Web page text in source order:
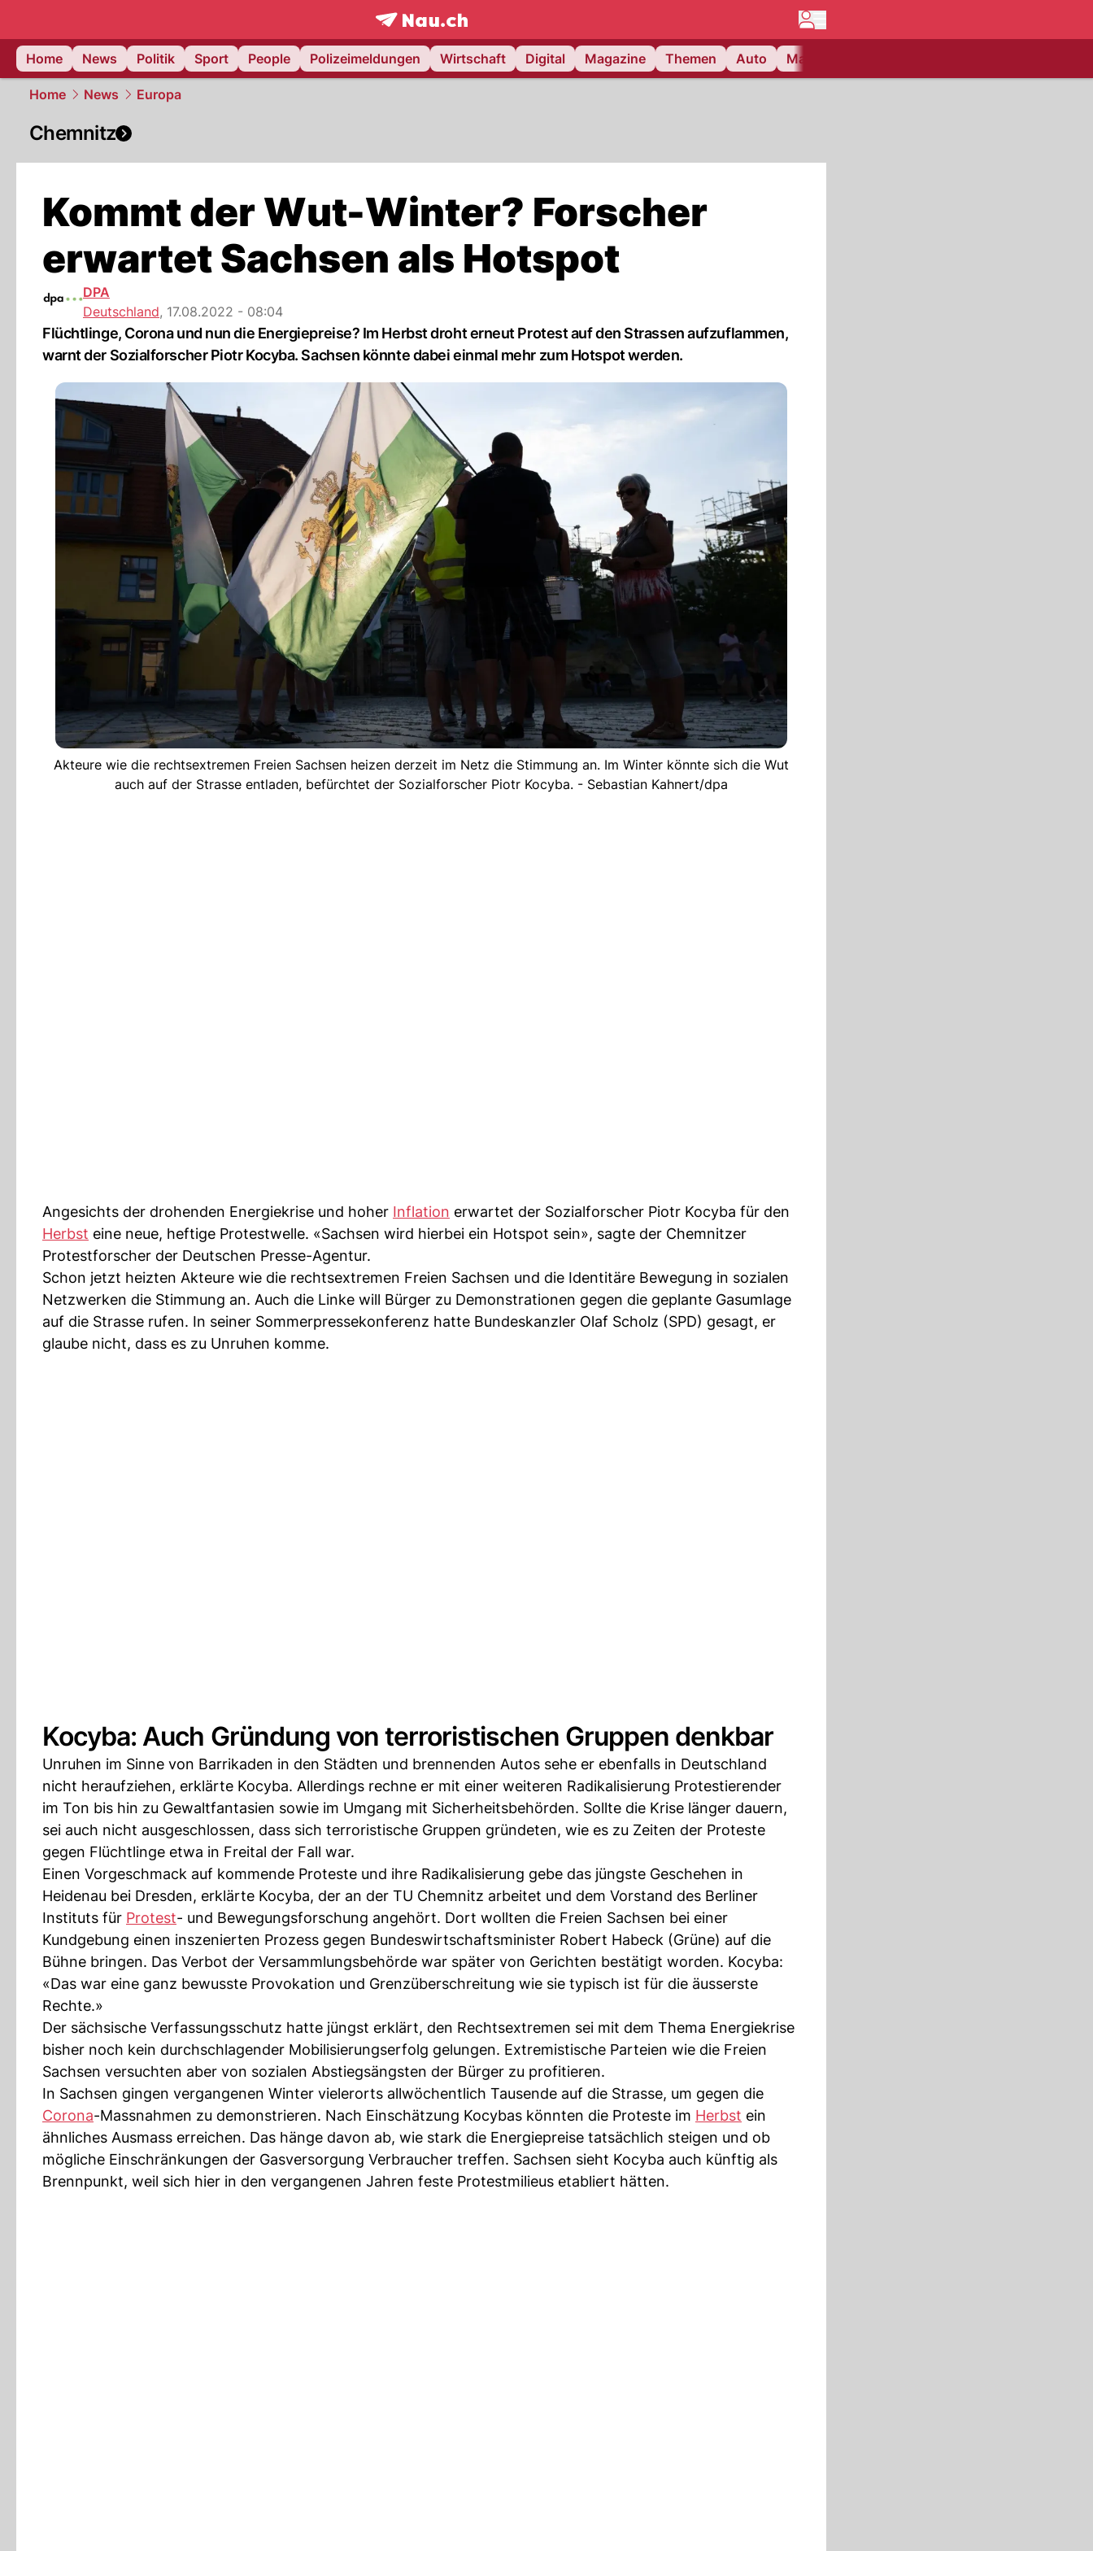
frontpage.NAU.ch
Home
News Politik Sport People Polizeimeldungen Wirtschaft Digital Magazine Themen Auto Matchcenter
Home News Europa
Chemnitz
Kommt der Wut-Winter? Forscher
erwartet Sachsen als Hotspot
DPA
Deutschland, 17.08.2022 - 08:04
Flüchtlinge, Corona und nun die Energiepreise? Im Herbst droht erneut Protest auf den Strassen aufzuflammen,
warnt der Sozialforscher Piotr Kocyba. Sachsen könnte dabei einmal mehr zum Hotspot werden.
Akteure wie die rechtsextremen Freien Sachsen heizen derzeit im Netz die Stimmung an. Im Winter könnte sich die Wut
auch auf der Strasse entladen, befürchtet der Sozialforscher Piotr Kocyba. - Sebastian Kahnert/dpa
Angesichts der drohenden Energiekrise und hoher Inflation erwartet der Sozialforscher Piotr Kocyba für den
Herbst eine neue, heftige Protestwelle. «Sachsen wird hierbei ein Hotspot sein», sagte der Chemnitzer
Protestforscher der Deutschen Presse-Agentur.
Schon jetzt heizten Akteure wie die rechtsextremen Freien Sachsen und die Identitäre Bewegung in sozialen
Netzwerken die Stimmung an. Auch die Linke will Bürger zu Demonstrationen gegen die geplante Gasumlage
auf die Strasse rufen. In seiner Sommerpressekonferenz hatte Bundeskanzler Olaf Scholz (SPD) gesagt, er
glaube nicht, dass es zu Unruhen komme.
Kocyba: Auch Gründung von terroristischen Gruppen denkbar
Unruhen im Sinne von Barrikaden in den Städten und brennenden Autos sehe er ebenfalls in Deutschland
nicht heraufziehen, erklärte Kocyba. Allerdings rechne er mit einer weiteren Radikalisierung Protestierender
im Ton bis hin zu Gewaltfantasien sowie im Umgang mit Sicherheitsbehörden. Sollte die Krise länger dauern,
sei auch nicht ausgeschlossen, dass sich terroristische Gruppen gründeten, wie es zu Zeiten der Proteste
gegen Flüchtlinge etwa in Freital der Fall war.
Einen Vorgeschmack auf kommende Proteste und ihre Radikalisierung gebe das jüngste Geschehen in
Heidenau bei Dresden, erklärte Kocyba, der an der TU Chemnitz arbeitet und dem Vorstand des Berliner
Instituts für Protest- und Bewegungsforschung angehört. Dort wollten die Freien Sachsen bei einer
Kundgebung einen inszenierten Prozess gegen Bundeswirtschaftsminister Robert Habeck (Grüne) auf die
Bühne bringen. Das Verbot der Versammlungsbehörde war später von Gerichten bestätigt worden. Kocyba:
«Das war eine ganz bewusste Provokation und Grenzüberschreitung wie sie typisch ist für die äusserste
Rechte.»
Der sächsische Verfassungsschutz hatte jüngst erklärt, den Rechtsextremen sei mit dem Thema Energiekrise
bisher noch kein durchschlagender Mobilisierungserfolg gelungen. Extremistische Parteien wie die Freien
Sachsen versuchten aber von sozialen Abstiegsängsten der Bürger zu profitieren.
In Sachsen gingen vergangenen Winter vielerorts allwöchentlich Tausende auf die Strasse, um gegen die
Corona-Massnahmen zu demonstrieren. Nach Einschätzung Kocybas könnten die Proteste im Herbst ein
ähnliches Ausmass erreichen. Das hänge davon ab, wie stark die Energiepreise tatsächlich steigen und ob
mögliche Einschränkungen der Gasversorgung Verbraucher treffen. Sachsen sieht Kocyba auch künftig als
Brennpunkt, weil sich hier in den vergangenen Jahren feste Protestmilieus etabliert hätten.